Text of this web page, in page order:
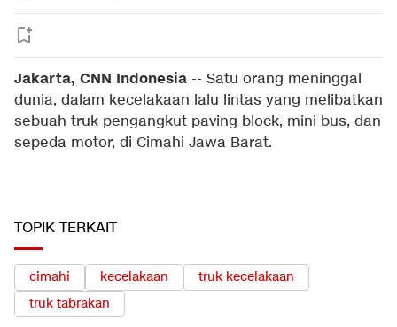
Jakarta, CNN Indonesia -- Satu orang meninggal
dunia, dalam kecelakaan lalu lintas yang melibatkan
sebuah truk pengangkut paving block, mini bus, dan
sepeda motor, di Cimahi Jawa Barat.
TOPIK TERKAIT
cimahi kecelakaan
truk kecelakaan
truk tabrakan